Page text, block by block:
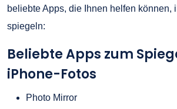
beliebte Apps, die Ihnen helfen können,
spiegeln:
Beliebte Apps zum
iPhone-Fotos
Photo Mirror